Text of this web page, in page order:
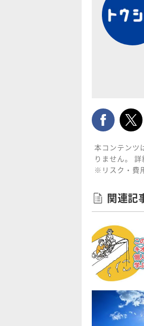
本コンテンツ
りません。 詳
※リスク・費
関連記